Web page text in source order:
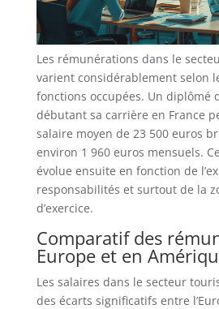
Les rémunérations dans le
varient considérablement selon
fonctions occupées. Un diplômé
débutant sa carrière en France
salaire moyen de 23 500 euros
environ 1 960 euros mensuels.
évolue ensuite en fonction de
responsabilités et surtout de la
d’exercice.
Comparatif des
Europe et en
Les salaires dans le secteur
des écarts significatifs entre